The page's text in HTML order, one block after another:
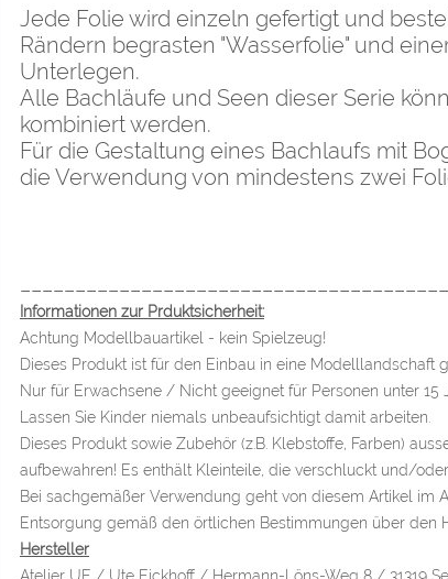
Jede Folie wird einzeln gefertigt und
Rändern begrasten "Wasserfolie" und
Unterlegen.
Alle Bachläufe und Seen dieser Serie
kombiniert werden.
Für die Gestaltung eines Bachlaufs mit
die Verwendung von mindestens zwei
Informationen zur Prduktsicherheit:
Achtung Modellbauartikel - kein Spielzeug!
Dieses Produkt ist für den Einbau in eine Modelllandschaft
Nur für Erwachsene / Nicht geeignet für Personen unter 15
Lassen Sie Kinder niemals unbeaufsichtigt damit arbeiten.
Dieses Produkt sowie Zubehör (z.B. Klebstoffe, Farben)
aufbewahren! Es enthält Kleinteile, die verschluckt und/
Bei sachgemäßer Verwendung geht von diesem Artikel im
Entsorgung gemäß den örtlichen Bestimmungen über den
Hersteller